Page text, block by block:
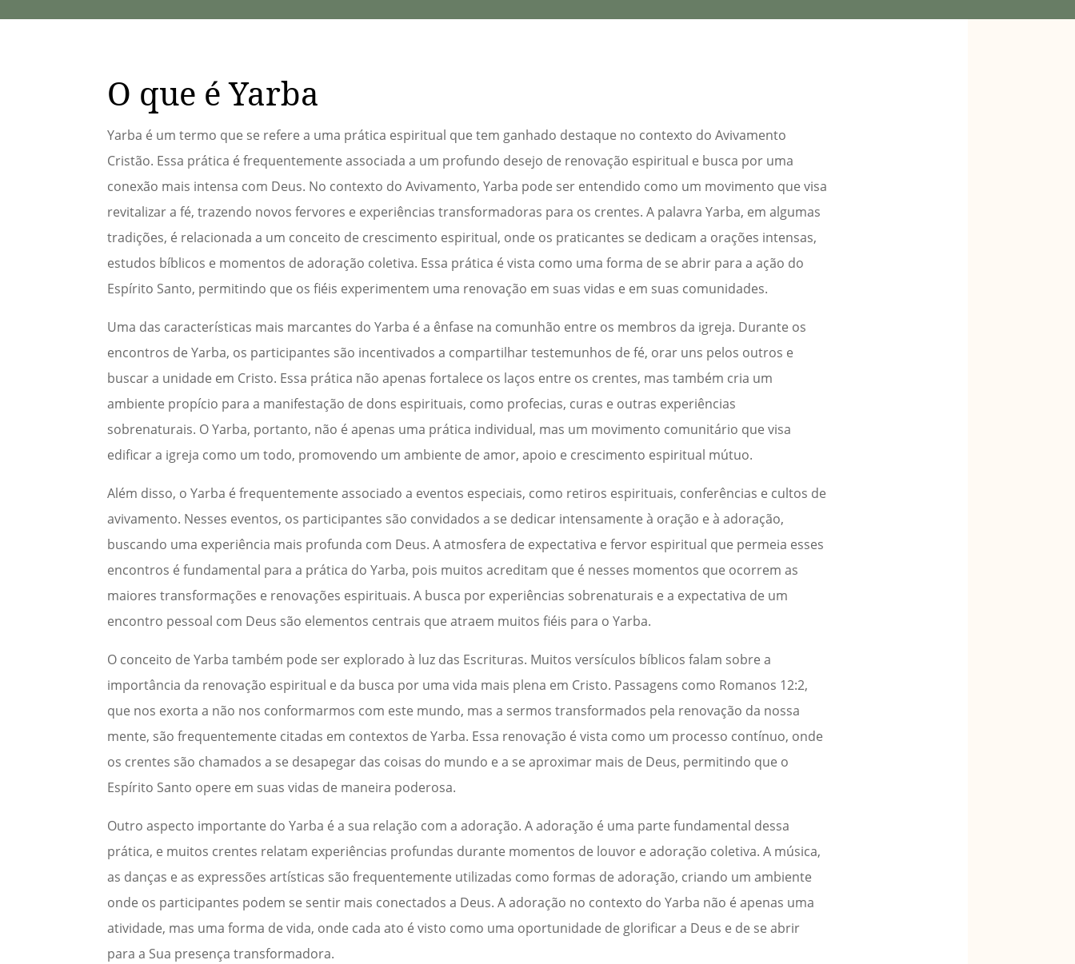
O que é Yarba
Yarba é um termo que se refere a uma prática espiritual que tem ganhado destaque no contexto do Avivamento
Cristão. Essa prática é frequentemente associada a um profundo desejo de renovação espiritual e busca por uma
conexão mais intensa com Deus. No contexto do Avivamento, Yarba pode ser entendido como um movimento que visa
revitalizar a fé, trazendo novos fervores e experiências transformadoras para os crentes. A palavra Yarba, em algumas
tradições, é relacionada a um conceito de crescimento espiritual, onde os praticantes se dedicam a orações intensas,
estudos bíblicos e momentos de adoração coletiva. Essa prática é vista como uma forma de se abrir para a ação do
Espírito Santo, permitindo que os fiéis experimentem uma renovação em suas vidas e em suas comunidades.
Uma das características mais marcantes do Yarba é a ênfase na comunhão entre os membros da igreja. Durante os
encontros de Yarba, os participantes são incentivados a compartilhar testemunhos de fé, orar uns pelos outros e
buscar a unidade em Cristo. Essa prática não apenas fortalece os laços entre os crentes, mas também cria um
ambiente propício para a manifestação de dons espirituais, como profecias, curas e outras experiências
sobrenaturais. O Yarba, portanto, não é apenas uma prática individual, mas um movimento comunitário que visa
edificar a igreja como um todo, promovendo um ambiente de amor, apoio e crescimento espiritual mútuo.
Além disso, o Yarba é frequentemente associado a eventos especiais, como retiros espirituais, conferências e cultos de
avivamento. Nesses eventos, os participantes são convidados a se dedicar intensamente à oração e à adoração,
buscando uma experiência mais profunda com Deus. A atmosfera de expectativa e fervor espiritual que permeia esses
encontros é fundamental para a prática do Yarba, pois muitos acreditam que é nesses momentos que ocorrem as
maiores transformações e renovações espirituais. A busca por experiências sobrenaturais e a expectativa de um
encontro pessoal com Deus são elementos centrais que atraem muitos fiéis para o Yarba.
O conceito de Yarba também pode ser explorado à luz das Escrituras. Muitos versículos bíblicos falam sobre a
importância da renovação espiritual e da busca por uma vida mais plena em Cristo. Passagens como Romanos 12:2,
que nos exorta a não nos conformarmos com este mundo, mas a sermos transformados pela renovação da nossa
mente, são frequentemente citadas em contextos de Yarba. Essa renovação é vista como um processo contínuo, onde
os crentes são chamados a se desapegar das coisas do mundo e a se aproximar mais de Deus, permitindo que o
Espírito Santo opere em suas vidas de maneira poderosa.
Outro aspecto importante do Yarba é a sua relação com a adoração. A adoração é uma parte fundamental dessa
prática, e muitos crentes relatam experiências profundas durante momentos de louvor e adoração coletiva. A música,
as danças e as expressões artísticas são frequentemente utilizadas como formas de adoração, criando um ambiente
onde os participantes podem se sentir mais conectados a Deus. A adoração no contexto do Yarba não é apenas uma
atividade, mas uma forma de vida, onde cada ato é visto como uma oportunidade de glorificar a Deus e de se abrir
para a Sua presença transformadora.